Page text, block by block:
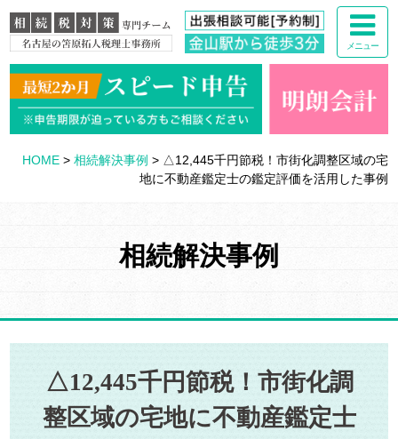
メニュー
HOME> 相続解決事例 > △12,445千円節税！市街化調整区域の宅
地に不動産鑑定士の鑑定評価を活用した事例
相続解決事例
△12,445千円節税！市街化調
整区域の宅地に不動産鑑定士